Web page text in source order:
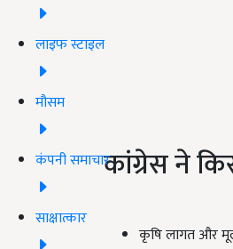
लाइफ स्टाइल
मौसम
कंपनी समाचार
साक्षात्कार
कांग्रेस ने
कृषि लागत और